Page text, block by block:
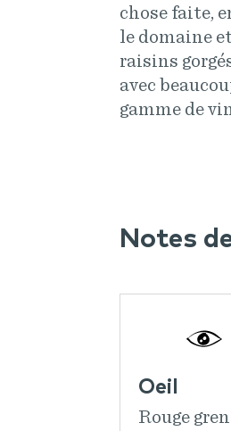
chose faite,
le domaine
raisins
avec
gamme de
Notes
Oeil
Rouge